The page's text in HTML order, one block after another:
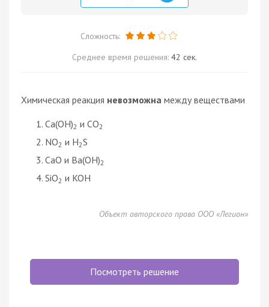
Сложность:
Среднее время решения: 42 сек.
Химическая реакция невозможна между веществами
Ca(OH)2 и CO2
NO2 и H2S
CaO и Ba(OH)2
SiO2 и KOH
Объект авторского права ООО «Легион»
Посмотреть решение